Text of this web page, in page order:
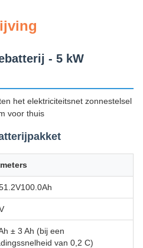
- 5 kW
het elektriciteitsnet zonnestelsel
voor thuis
± 3 Ah (bij een
van 0,2 C)